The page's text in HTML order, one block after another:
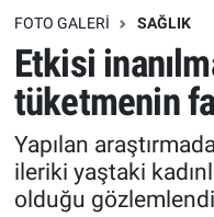
FOTO GALERI SAĞLIK
Etkisi
tüketmenin
Yapılan
ileriki yaştaki
olduğu
Erişim Bilgileri
Ekonomi
Trend
Erişim Bilgileri
Spor
Ekonomi
Erişim Bilgileri
Tüm Manşetler
Son Dakika